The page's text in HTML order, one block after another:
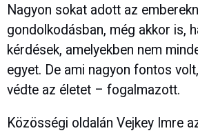
Nagyon sokat adott az
gondolkodásban, még akkor is,
kérdések, amelyekben nem
egyet. De ami nagyon fontos
védte az életet – fogalmazott.
Közösségi oldalán Vejkey Imre